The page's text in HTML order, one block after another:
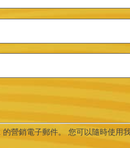
營銷電子郵件。 您可以隨時使用